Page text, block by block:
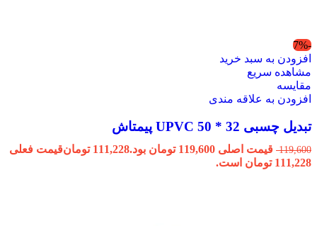
-7%
افزودن به سبد خرید
مشاهده سریع
مقایسه
افزودن به علاقه مندی
تبدیل چسبی 32 * 50 UPVC پیمتاش
119,600 قیمت اصلی 119,600 تومان بود. 111,228 تومانقیمت فعلی
111,228 تومان است.